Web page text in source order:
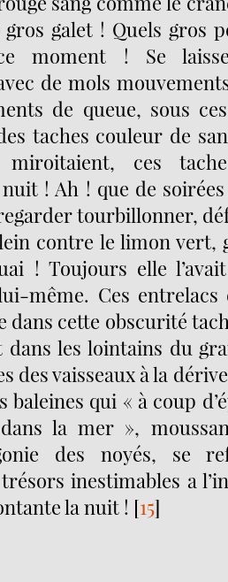
galet ! Quels gros
moment ! Se
de mols
de queue, sous
taches couleur de
miroitaient, ces
! Ah ! que de
tourbillonner,
contre le limon vert,
! Toujours elle
même. Ces entrelacs
dans cette obscurité
dans les lointains du
des vaisseaux à la
baleines qui « à coup
la mer »,
des noyés, se
inestimables a
la nuit ! [15]